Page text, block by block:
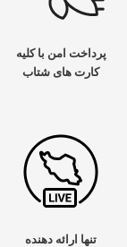
پرداخت امن با کلیه
کارت های شتاب
تنها ارائه دهنده